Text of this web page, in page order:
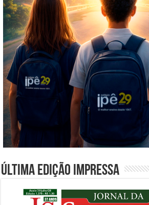
Última edição impressa